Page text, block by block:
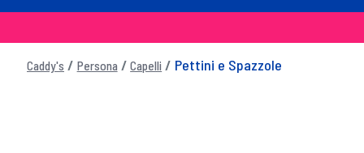
Caddy's Persona Capelli Pettini e Spazzole